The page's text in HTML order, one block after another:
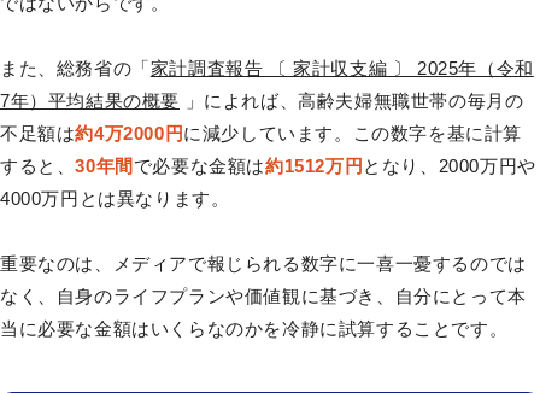
また、総務省の「家計調査報告 〔 家計収支編 〕 2025年（令和
7年）平均結果の概要 」によれば、高齢夫婦無職世帯の毎月の
不足額は約4万2000円に減少しています。この数字を基に計算
すると、30年間 で必要な金額は約1512万円 となり、2000万円や
4000万円とは異なります。
重要なのは、メディアで報じられる数字に一喜一憂するのでは
なく、自身のライフプランや価値観に基づき、自分にとって本
当に必要な金額はいくらなのかを冷静に試算することです。